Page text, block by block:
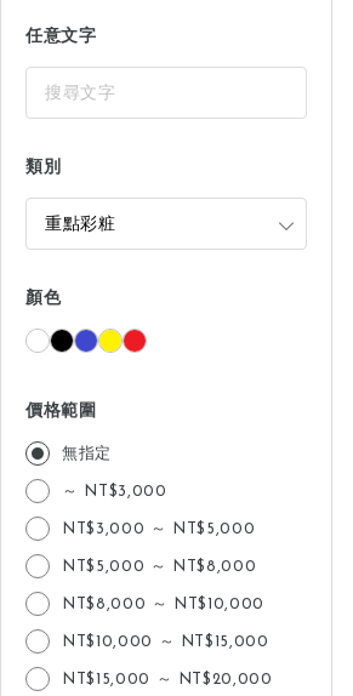
任意文字
類別
顏色
價格範圍
無指定
～ NT$3,000
NT$3,000 ～ NT$5,000
NT$5,000 ～ NT$8,000
NT$8,000 ～ NT$10,000
NT$10,000 ～ NT$15,000
NT$15,000 ～ NT$20,000